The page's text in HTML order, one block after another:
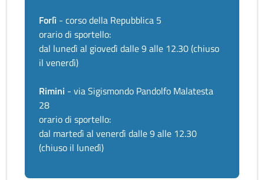
Forlì - corso della Repubblica 5
orario di sportello:
dal lunedì al giovedì dalle 9 alle 12.30 (chiuso
il venerdì)
Rimini - via Sigismondo Pandolfo Malatesta
28
orario di sportello:
dal martedì al venerdì dalle 9 alle 12.30
(chiuso il lunedì)